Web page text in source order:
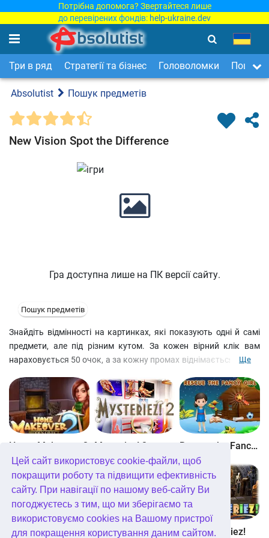
Цей сайт використовує cookie-файли, щоб
покращити роботу та підвищити ефективність
сайту. При навігації по нашому веб-сайту Ви
погоджуєтесь з тим, що ми зберігаємо та
використовуємо cookies на Вашому пристрої
для покращення користування даним сайтом.
Потрібна допомога? Звертайтеся лише
до перевірених фондів: help-ukraine.dev
Три в ряд Стратегії та бізнес Головоломки Пошук
Absolutist Пошук предметів
New Vision Spot the Difference
Гра доступна лише на ПК версії сайту.
Пошук предметів
Знайдіть відмінності на картинках, які показують одні й самі
предмети, але під різним кутом. За кожен вірний клік вам
нараховується 50 очок, а за кожну промах віднімається 10. На
невдалі кліки доведеться проходити рівень заново.
Ще
Home Makeover 2 Mysteriez! 2 Rescue the Fancy Girl
Find the School Bag Find the Gift Box ABC Mysteriez!